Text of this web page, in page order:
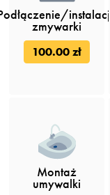
instalacja
zmywarki
100.00 zł
Montaż
umywalki